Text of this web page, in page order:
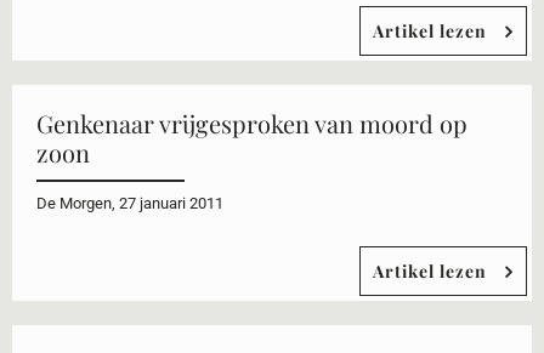
Artikel lezen
Genkenaar vrijgesproken van moord op
zoon
De Morgen, 27 januari 2011
Artikel lezen